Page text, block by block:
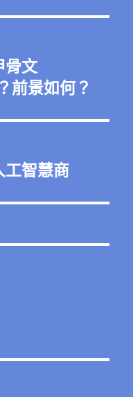
骨文
前景如何？
工智慧商